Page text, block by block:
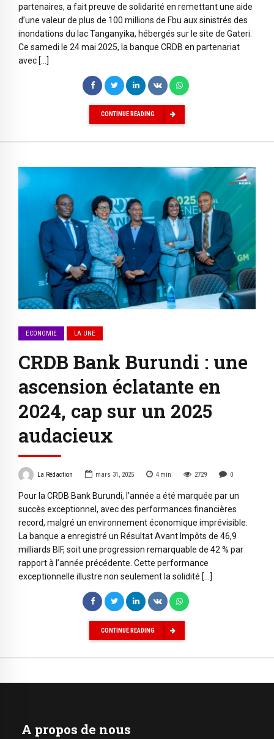
partenaires, a fait preuve de solidarité en remettant une aide
d’une valeur de plus de 100 millions de Fbu aux sinistrés des
inondations du lac Tanganyika, hébergés sur le site de Gateri.
Ce samedi le 24 mai 2025, la banque CRDB en partenariat
avec […]
CONTINUE READING
ECONOMIE LA UNE
CRDB Bank Burundi : une
ascension éclatante en
2024, cap sur un 2025
audacieux
La Rédaction mars 31, 2025 4 min 2729 0
Pour la CRDB Bank Burundi, l’année a été marquée par un
succès exceptionnel, avec des performances financières
record, malgré un environnement économique imprévisible.
La banque a enregistré un Résultat Avant Impôts de 46,9
milliards BIF, soit une progression remarquable de 42 % par
rapport à l’année précédente. Cette performance
exceptionnelle illustre non seulement la solidité […]
CONTINUE READING
A propos de nous